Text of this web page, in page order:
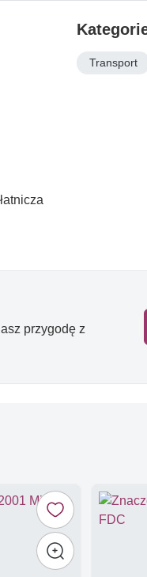
Transport
przygodę z